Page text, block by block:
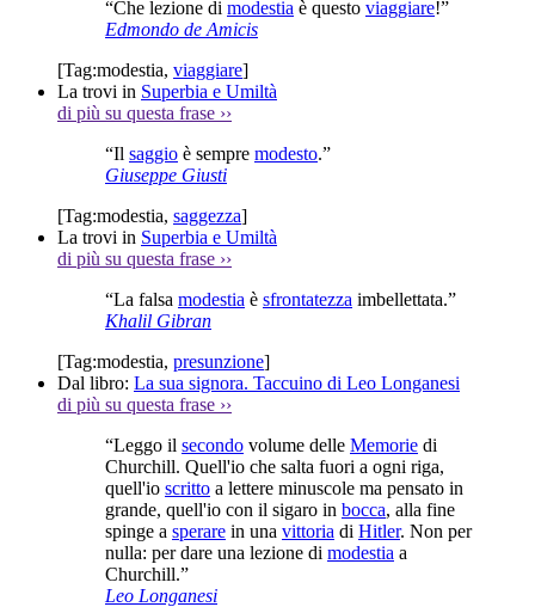
“Che lezione di modestia è questo viaggiare!”
Edmondo de Amicis
[Tag:modestia, viaggiare]
La trovi in Superbia e Umiltà
di più su questa frase ››
“Il saggio è sempre modesto.”
Giuseppe Giusti
[Tag:modestia, saggezza]
La trovi in Superbia e Umiltà
di più su questa frase ››
“La falsa modestia è sfrontatezza imbellettata.”
Khalil Gibran
[Tag:modestia, presunzione]
Dal libro: La sua signora. Taccuino di Leo Longanesi
di più su questa frase ››
“Leggo il secondo volume delle Memorie di
Churchill. Quell'io che salta fuori a ogni riga,
quell'io scritto a lettere minuscole ma pensato in
grande, quell'io con il sigaro in bocca, alla fine
spinge a sperare in una vittoria di Hitler. Non per
nulla: per dare una lezione di modestia a
Churchill.”
Leo Longanesi